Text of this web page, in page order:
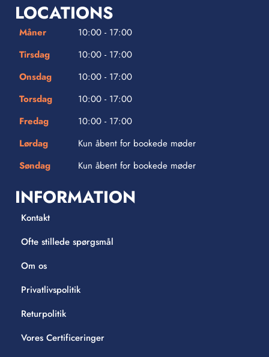
LOCATIONS
Måner
10:00 - 17:00
Tirsdag
10:00 - 17:00
Onsdag
10:00 - 17:00
Torsdag
10:00 - 17:00
Fredag
10:00 - 17:00
Lørdag
Kun åbent for bookede møder
Søndag
Kun åbent for bookede møder
INFORMATION
Kontakt
Ofte stillede spørgsmål
Om os
Privatlivspolitik
Returpolitik
Vores Certificeringer